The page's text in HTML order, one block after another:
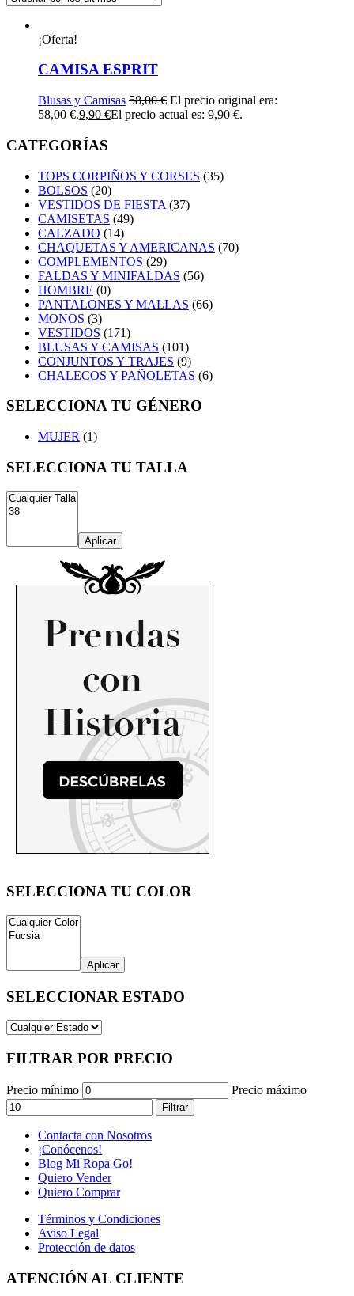
¡Oferta!
CAMISA ESPRIT
Blusas y Camisas 58,00€ El precio original era:
58,00 €.9,90 €El precio actual es: 9,90 €.
CATEGORÍAS
TOPS CORPIÑOS Y CORSES (35)
BOLSOS (20)
VESTIDOS DE FIESTA (37)
CAMISETAS (49)
CALZADO (14)
CHAQUETAS Y AMERICANAS (70)
COMPLEMENTOS (29)
FALDAS Y MINIFALDAS (56)
HOMBRE (0)
PANTALONES Y MALLAS (66)
MONOS (3)
VESTIDOS (171)
BLUSAS Y CAMISAS (101)
CONJUNTOS Y TRAJES (9)
CHALECOS Y PAÑOLETAS (6)
SELECCIONA TU GÉNERO
MUJER (1)
SELECCIONA TU TALLA
Aplicar
SELECCIONA TU COLOR
Aplicar
SELECCIONAR ESTADO
FILTRAR POR PRECIO
Precio mínimo Precio máximo
Filtrar
Contacta con Nosotros
¡Conócenos!
Blog Mi Ropa Go!
Quiero Vender
Quiero Comprar
Términos y Condiciones
Aviso Legal
Protección de datos
ATENCIÓN AL CLIENTE